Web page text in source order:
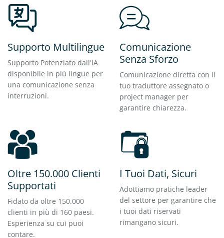
Supporto Multilingue
Supporto Potenziato dall'IA
disponibile in più lingue per
una comunicazione senza
interruzioni.
Comunicazione
Senza Sforzo
Comunicazione diretta con il
tuo traduttore assegnato o
project manager per
garantire chiarezza.
Oltre 150.000 Clienti
Supportati
Fidato da oltre 150.000
clienti in più di 160 paesi.
Esperienza su cui puoi
contare.
I Tuoi Dati, Sicuri
Adottiamo pratiche leader
del settore per garantire che
i tuoi dati riservati
rimangano sicuri.